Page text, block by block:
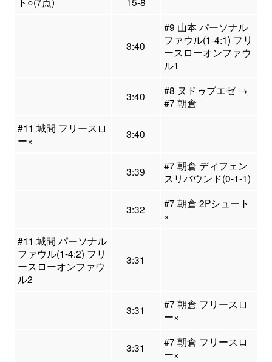
3:40
#9 山本 パーソナル
ファウル(1-4:1) フリ
ースローオンファウ
ル1
3:40
#8 ヌドゥブエゼ →
#7 朝倉
#11 城間 フリースロ
ー×
3:40
3:39
#7 朝倉 ディフェン
スリバウンド(0-1-1)
3:32
#7 朝倉 2Pシュート
×
#11 城間 パーソナル
ファウル(1-4:2) フリ
ースローオンファウ
ル2
3:31
3:31
#7 朝倉 フリースロ
ー×
3:31
#7 朝倉 フリースロ
ー×